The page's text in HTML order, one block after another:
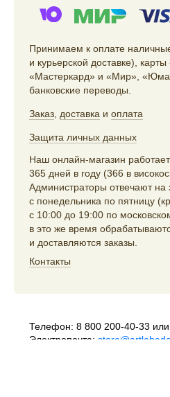
Принимаем к оплате
и курьерской доставке), карты
«Мастеркард» и «Мир»,
банковские переводы.
Заказ доставка и оплата
Защита личных данных
Наш онлайн-магазин работает
365 дней в году (366 в
Администраторы отвечают на
с понедельника по пятницу
с 10:00 до 19:00 по
в это же время
и доставляются заказы.
Контакты
Телефон: 8 800 200-40-33 или
Электропочта: